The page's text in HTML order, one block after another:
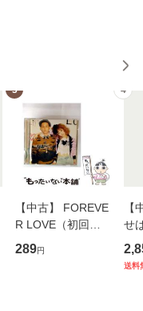
3
【中古】 FOREVE
R LOVE（初回生
産限定盤） / 清水
翔太×加藤ミリヤ /
289円
4
【
せ
タ
送料